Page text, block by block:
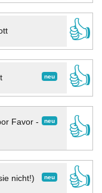
👍
neu
👍
neu
Favor -
👍
neu
nicht!)
👍